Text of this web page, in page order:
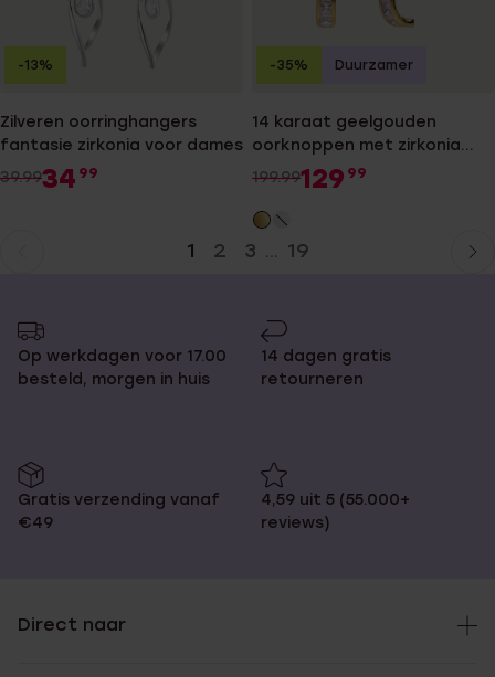
Zilveren oorringhangers
fantasie zirkonia voor dames
39.9934 99
-13%
14 karaat geelgouden
oorknoppen met zirkonia
voor heren
199.99129 99
-35% Duurzamer
1 2 3 ... 19
Op werkdagen voor 17.00
besteld, morgen in huis
14 dagen gratis
retourneren
Gratis verzending vanaf
€49
4,59 uit 5 (55.000+
reviews)
Direct naar